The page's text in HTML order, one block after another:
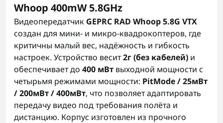
Whoop 400mW 5.8GHz
Видеопередатчик GEPRC RAD Whoop 5.8G VTX
создан для мини- и микро-квадрокоптеров, где
критичны малый вес, надёжность и гибкость
настроек. Устройство весит2г (без кабелей) и
обеспечивает до 400 мВт выходной мощности с
четырьмя режимами мощности: PitMode / 25мВт
/ 200мВт / 400мВт, что позволяет адаптировать
передачу видео под требования полёта и
дистанцию. Корпус изготовлен из прочного